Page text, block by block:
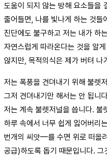
도움이 되지 않는 방해 요소들을
줄어들면, 나를 빛나게 하는 것들
진단에도 불구하고 저는 내가 하
자연스럽게 따라온다는 것을 알
않지만, 목적의식은 제가 버텨 나
저는 폭풍을 견뎌내기 위해 불렛
그저 견뎌내기만 해서는 안 됩니
저는 계속 불렛저널을 씁니다. 불
하루 속에서 너무 쉽게 잃어버리
번개의 씨앗—를 수면 위로 떠올
공급)하도록 돕기 때문입니다.